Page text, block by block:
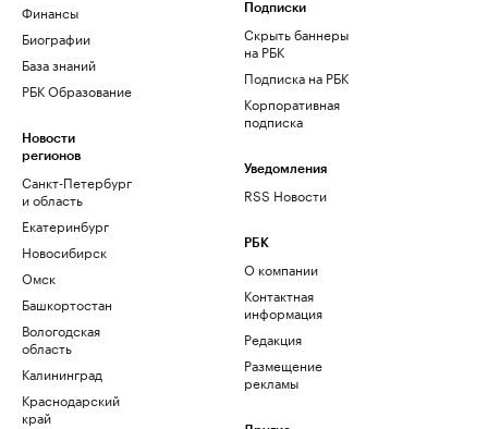
Финансы
Биографии
База знаний
РБК Образование
Новости
регионов
Санкт-Петербург
и область
Екатеринбург
Новосибирск
Омск
Башкортостан
Вологодская
область
Калининград
Краснодарский
край
Подписки
Скрыть баннеры
на РБК
Подписка на РБК
Корпоративная
подписка
Уведомления
RSS Новости
РБК
О компании
Контактная
информация
Редакция
Размещение
рекламы